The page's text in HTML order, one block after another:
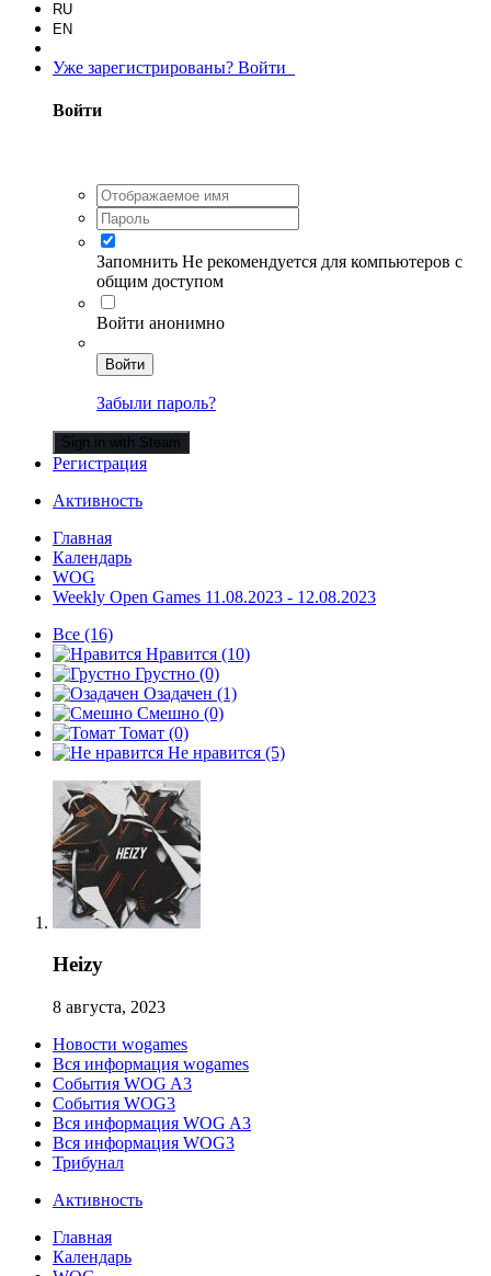
RU
EN
Уже зарегистрированы? Войти
Войти
Запомнить Не рекомендуется для компьютеров с
общим доступом
Войти анонимно
Войти
Забыли пароль?
Sign in with Steam
Регистрация
Активность
Главная
Календарь
WOG
Weekly Open Games 11.08.2023 - 12.08.2023
Все (16)
Нравится (10)
Грустно (0)
Озадачен (1)
Смешно (0)
Томат (0)
Не нравится (5)
Heizy
8 августа, 2023
Новости wogames
Вся информация wogames
События WOG A3
События WOG3
Вся информация WOG A3
Вся информация WOG3
Трибунал
Активность
Главная
Календарь